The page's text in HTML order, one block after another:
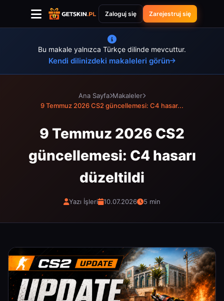
Zaloguj się Zarejestruj się
Bu makale yalnızca Türkçe dilinde mevcuttur.
Kendi dilinizdeki makaleleri görün
Ana Sayfa Makaleler
9 Temmuz 2026 CS2 güncellemesi: C4 hasar...
9 Temmuz 2026 CS2
güncellemesi: C4 hasarı
düzeltildi
Yazı İşleri 10.07.2026 5 min